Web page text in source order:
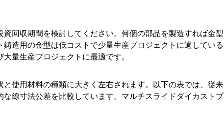
回収期間を検討してください。何個の部品を製造すれば金型
造用の金型は低コストで少量生産プロジェクトに適している
量生産プロジェクトに最適です。
使用材料の種類に大きく左右されます。以下の表では、従来
線寸法公差を比較しています。マルチスライドダイカストプ